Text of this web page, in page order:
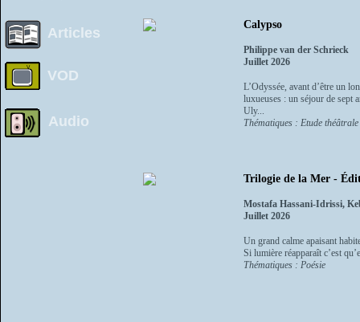
Articles
VOD
Audio
Calypso
Philippe van der Schrieck
Juillet 2026
L’Odyssée, avant d’être un
luxueuses : un séjour de sept
Uly...
Thématiques : Etude
Trilogie de la Mer -
Mostafa Hassani-Idrissi,
Juillet 2026
Un grand calme apaisant
Si lumière réapparaît c’est
Thématiques : Poésie